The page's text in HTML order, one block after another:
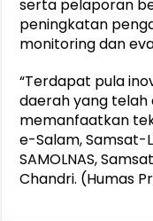
serta pelaporan
peningkatan
monitoring dan
“Terdapat pula
daerah yang telah
memanfaatkan
e-Salam, Samsat-
SAMOLNAS,
Chandri. (Humas